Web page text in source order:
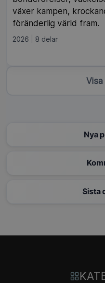
växer kampen,
föränderlig värld fram.
2026 8 delar
Visa
Nya
Sista